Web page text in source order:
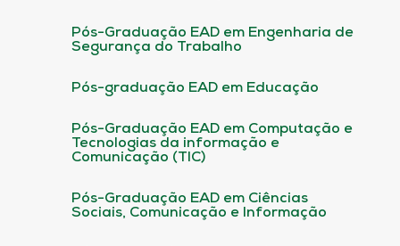
Pós-Graduação EAD em Engenharia de
Segurança do Trabalho
Pós-graduação EAD em Educação
Pós-Graduação EAD em Computação e
Tecnologias da informação e
Comunicação (TIC)
Pós-Graduação EAD em Ciências
Sociais, Comunicação e Informação